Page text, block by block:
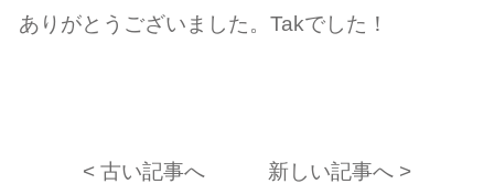
ありがとうございました。Takでした！
< 古い記事へ 新しい記事へ >